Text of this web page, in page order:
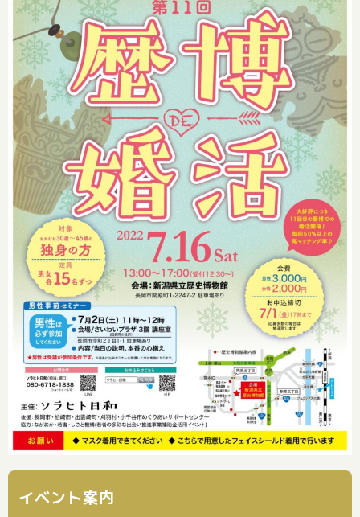
イベント案内